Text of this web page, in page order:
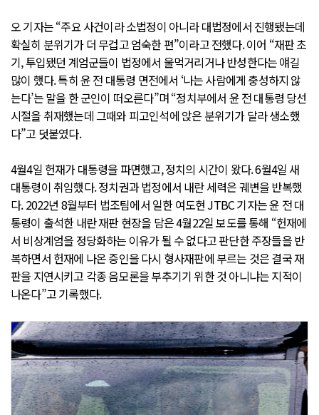
오 기자는 “주요 사건이라 소법정이 아니라 대법정에서 진행됐는데
확실히 분위기가 더 무겁고 엄숙한 편”이라고 전했다. 이어 “재판 초
기, 투입됐던 계엄군들이 법정에서 울먹거리거나 반성한다는 얘길
많이 했다. 특히 윤 전 대통령 면전에서 ‘나는 사람에게 충성하지 않
는다’는 말을 한 군인이 떠오른다”며 “정치부에서 윤 전 대통령 당선
시절을 취재했는데 그때와 피고인석에 앉은 분위기가 달라 생소했
다”고 덧붙였다.
4월4일 헌재가 대통령을 파면했고, 정치의 시간이 왔다. 6월4일 새
대통령이 취임했다. 정치권과 법정에서 내란 세력은 궤변을 반복했
다. 2022년 8월부터 법조팀에서 일한 여도현 JTBC 기자는 윤 전 대
통령이 출석한 내란 재판 현장을 담은 4월22일 보도를 통해 “헌재에
서 비상계엄을 정당화하는 이유가 될 수 없다고 판단한 주장들을 반
복하면서 헌재에 나온 증인을 다시 형사재판에 부르는 것은 결국 재
판을 지연시키고 각종 음모론을 부추기기 위한 것 아니냐는 지적이
나온다”고 기록했다.